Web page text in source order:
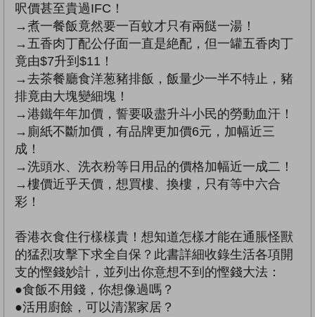
呎價甚至貴過IFC！
→煮一餐飯竟然要一百蚊才只有兩餸一湯！
→五香肉丁配公仔面一直是絶配，但一罐五香肉丁
竟由$7升到$11！
→去茶餐廳食洋葱豬排飯，飯量少一半不特止，豬
排竟由大塊變細塊！
→港鐵年年加價，誓要吸盡升斗小民的勞動血汗！
→廁紙不斷加價，有品牌更加價6元，加幅近三
成！
→洗頭水、洗衣粉等日用品的價格加幅近一成二！
→樓價近乎天價，想買樓、換樓，只有等中六合
彩！
香港衣食住行樣樣貴！想知道怎樣才能在通脹怪獸
的猛烈攻擊下求全自保？此書詳細收錄生活各項開
支的慳錢妙計，並列出你意想不到的慳錢大法：
●食飯不用錢，你想像過嗎？
●活用廚餘，可以清潔家居？